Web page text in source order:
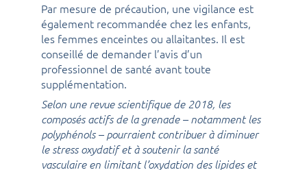
Par mesure de précaution, une vigilance est
également recommandée chez les enfants,
les femmes enceintes ou allaitantes. Il est
conseillé de demander l’avis d’un
professionnel de santé avant toute
supplémentation.
Selon une revue scientifique de 2018, les
composés actifs de la grenade – notamment les
polyphénols – pourraient contribuer à diminuer
le stress oxydatif et à soutenir la santé
vasculaire en limitant l’oxydation des lipides et